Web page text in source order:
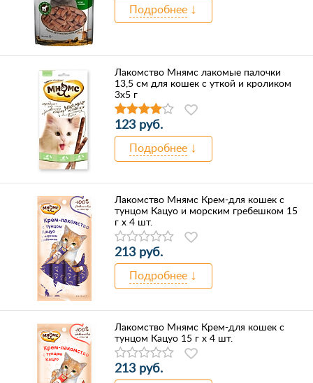
Подробнее
Лакомство Мнямс лакомые палочки
13,5 см для кошек с уткой и кроликом
3х5 г
123 руб.
Подробнее
Лакомство Мнямс Крем-для кошек с
тунцом Кацуо и морским гребешком 15
г х 4 шт.
213 руб.
Подробнее
Лакомство Мнямс Крем-для кошек с
тунцом Кацуо 15 г х 4 шт.
213 руб.